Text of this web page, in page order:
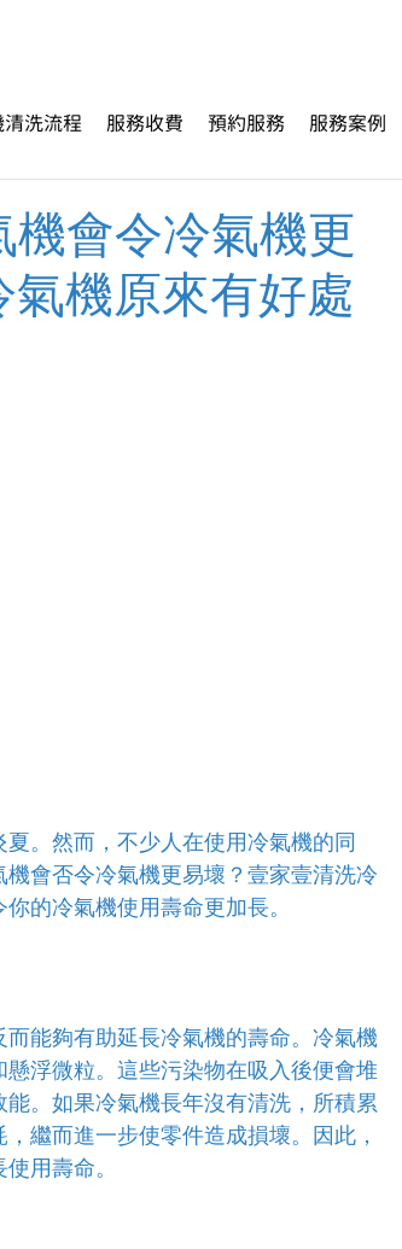
洗流程 服務收費 預約服務 服務案例
會令冷氣機更
機原來有好處
。然而，不少人在使用冷氣機的同
會否令冷氣機更易壞？壹家壹清洗冷
的冷氣機使用壽命更加長。
能夠有助延長冷氣機的壽命。冷氣機
浮微粒。這些污染物在吸入後便會堆
。如果冷氣機長年沒有清洗，所積累
繼而進一步使零件造成損壞。因此，
用壽命。